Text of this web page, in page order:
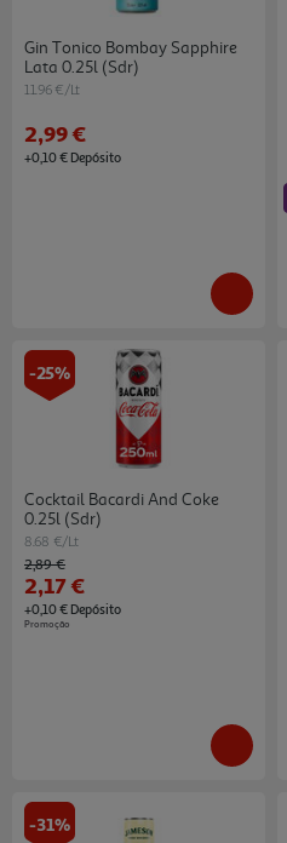
Gin Tonico Bombay Sapphire
Lata 0.25l (sdr)
11.96 €/Lt
2,99 €
+0,10 € Depósito
-25%
Cocktail Bacardi And Coke
0.25l (sdr)
8.68 €/Lt
Price reduced from
2,89 €to
2,17 €
+0,10 € Depósito
Promoção
-31%